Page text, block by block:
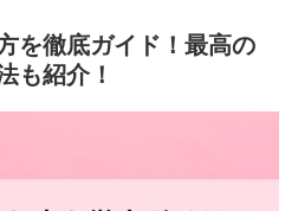
を徹底ガイド！最高の
も紹介！